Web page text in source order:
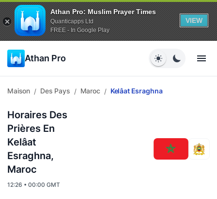
Athan Pro: Muslim Prayer Times
Quanticapps Ltd
FREE - In Google Play
VIEW
Athan Pro
Maison / Des Pays / Maroc / Kelâat Esraghna
Horaires Des
Prières En
Kelâat
Esraghna,
Maroc
12:26 • 00:00 GMT